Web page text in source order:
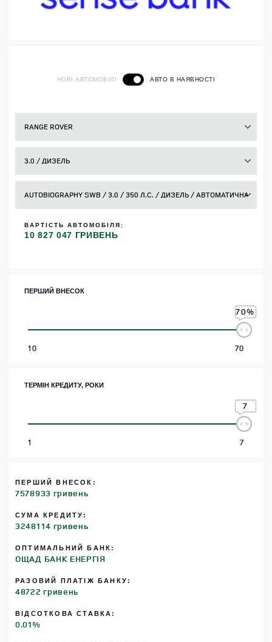
НОВІ АВТОМОБІЛІ АВТО В НАЯВНОСТІ
ВАРТІСТЬ АВТОМОБІЛЯ:
10 827 047 ГРИВЕНЬ
ПЕРШИЙ ВНЕСОК
70%
10 70
ТЕРМІН КРЕДИТУ, РОКИ
7
1 7
ПЕРШИЙ ВНЕСОК:
7578933 гривень
СУМА КРЕДИТУ:
3248114 гривень
ОПТИМАЛЬНИЙ БАНК:
ОЩАД БАНК ЕНЕРГІЯ
РАЗОВИЙ ПЛАТІЖ БАНКУ:
48722 гривень
ВІДСОТКОВА СТАВКА:
0.01%